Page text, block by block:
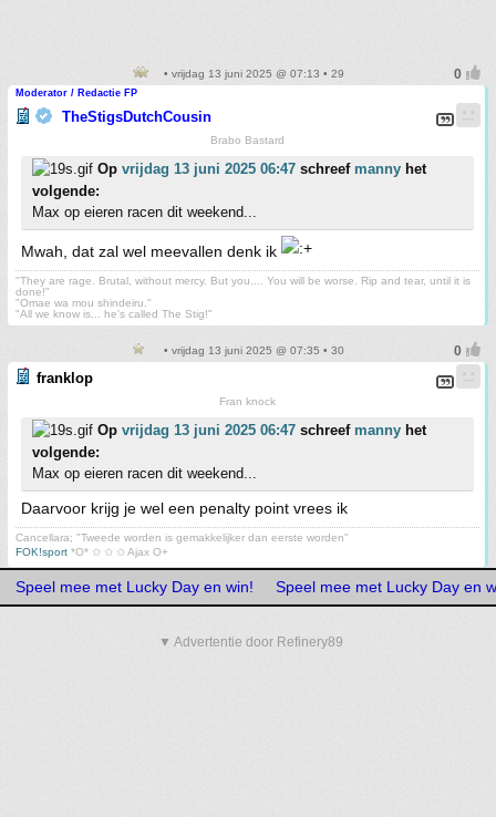
• vrijdag 13 juni 2025 @ 07:13 • 29
Moderator / Redactie FP
TheStigsDutchCousin
Brabo Bastard
Op vrijdag 13 juni 2025 06:47 schreef manny het
volgende:
Max op eieren racen dit weekend...
Mwah, dat zal wel meevallen denk ik
"They are rage. Brutal, without mercy. But you.... You will be worse. Rip and tear, until it is
done!"
"Omae wa mou shindeiru."
"All we know is... he's called The Stig!"
• vrijdag 13 juni 2025 @ 07:35 • 30
franklop
Fran knock
Op vrijdag 13 juni 2025 06:47 schreef manny het
volgende:
Max op eieren racen dit weekend...
Daarvoor krijg je wel een penalty point vrees ik
Cancellara; "Tweede worden is gemakkelijker dan eerste worden"
FOK!sport *O* ✩ ✩ ✩ Ajax O+
Speel mee met Lucky Day en win! Speel mee met Lucky Day en
▼ Advertentie door Refinery89